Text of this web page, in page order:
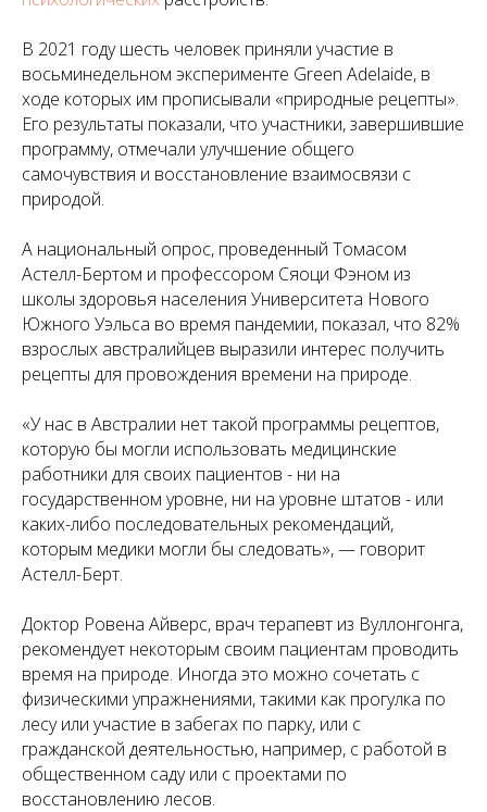
В 2021 году шесть человек приняли участие в
восьминедельном эксперименте Green Adelaide, в
ходе которых им прописывали «природные рецепты».
Его результаты показали, что участники, завершившие
программу, отмечали улучшение общего
самочувствия и восстановление взаимосвязи с
природой.
А национальный опрос, проведенный Томасом
Астелл-Бертом и профессором Сяоци Фэном из
школы здоровья населения Университета Нового
Южного Уэльса во время пандемии, показал, что 82%
взрослых австралийцев выразили интерес получить
рецепты для провождения времени на природе.
«У нас в Австралии нет такой программы рецептов,
которую бы могли использовать медицинские
работники для своих пациентов - ни на
государственном уровне, ни на уровне штатов - или
каких-либо последовательных рекомендаций,
которым медики могли бы следовать», — говорит
Астелл-Берт.
Доктор Ровена Айверс, врач терапевт из Вуллонгонга,
рекомендует некоторым своим пациентам проводить
время на природе. Иногда это можно сочетать с
физическими упражнениями, такими как прогулка по
лесу или участие в забегах по парку, или с
гражданской деятельностью, например, с работой в
общественном саду или с проектами по
восстановлению лесов.